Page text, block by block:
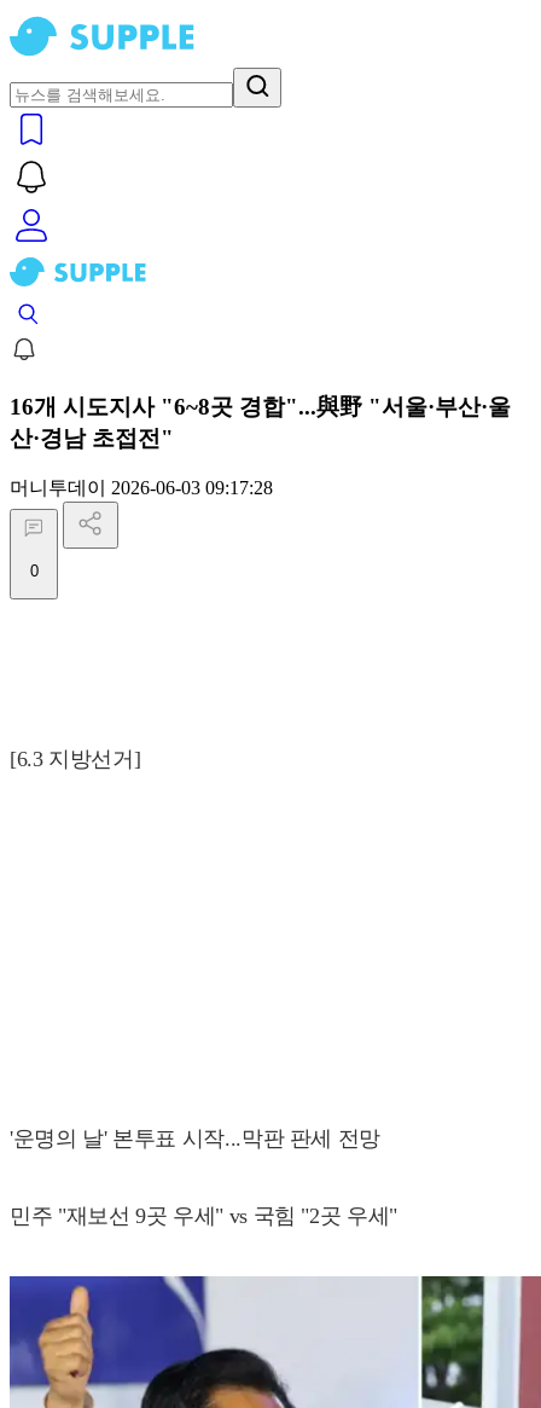
16개 시도지사 "6~8곳 경합"...與野 "서울·부산·울
산·경남 초접전"
머니투데이 2026-06-03 09:17:28
0
[6.3 지방선거]
'운명의 날' 본투표 시작...막판 판세 전망
민주 "재보선 9곳 우세" vs 국힘 "2곳 우세"